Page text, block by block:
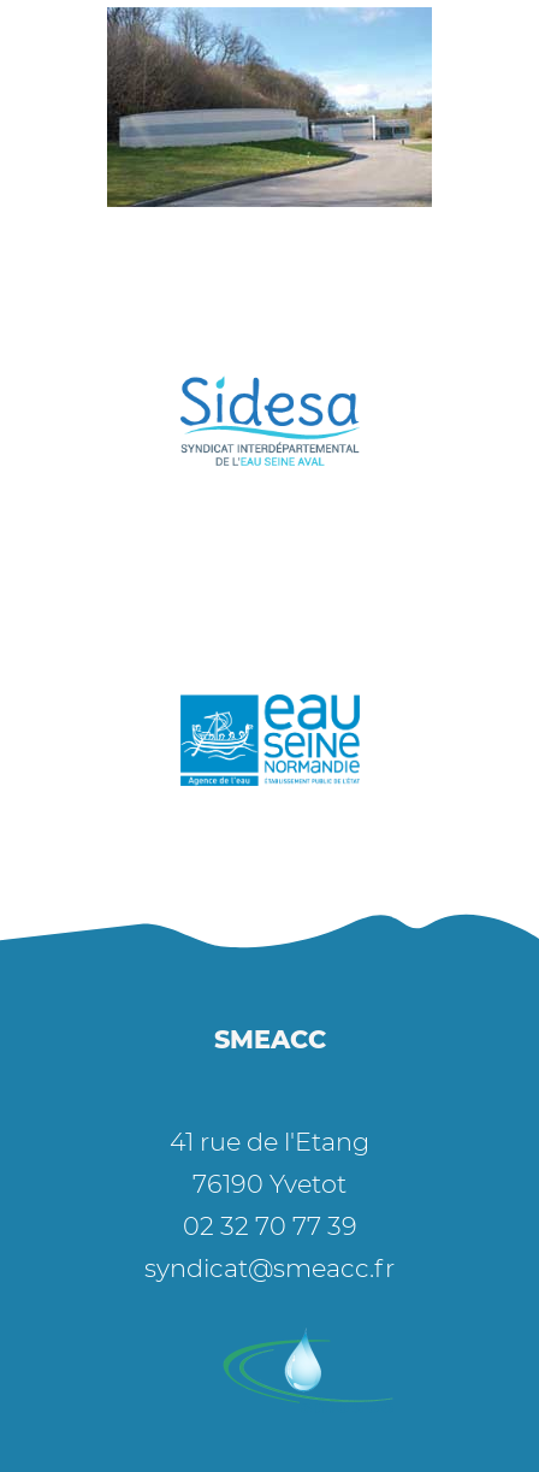
SMEACC
41 rue de l'Etang
76190 Yvetot
02 32 70 77 39
syndicat@smeacc.fr